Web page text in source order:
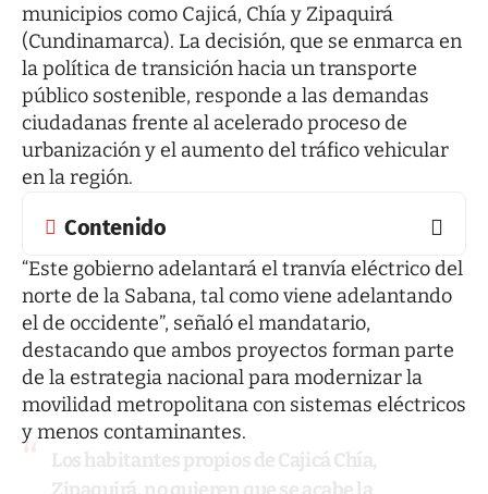
municipios como Cajicá, Chía y Zipaquirá
(Cundinamarca). La decisión, que se enmarca en
la política de transición hacia un transporte
público sostenible, responde a las demandas
ciudadanas frente al acelerado proceso de
urbanización y el aumento del tráfico vehicular
en la región.
Contenido
“Este gobierno adelantará el tranvía eléctrico del
norte de la Sabana, tal como viene adelantando
el de occidente”, señaló el mandatario,
destacando que ambos proyectos forman parte
de la estrategia nacional para modernizar la
movilidad metropolitana con sistemas eléctricos
y menos contaminantes.